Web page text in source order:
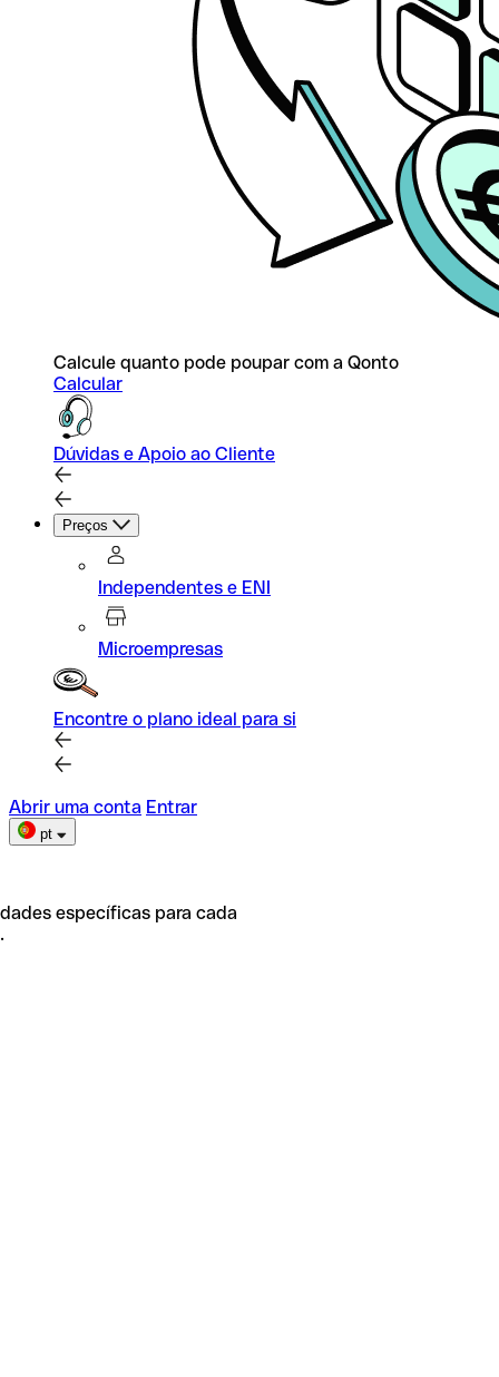
Calcule quanto pode poupar com a Qonto
Calcular
Dúvidas e Apoio ao Cliente
Preços
Independentes e ENI
Microempresas
Encontre o plano ideal para si
Abrir uma conta Entrar
pt
específicas para cada